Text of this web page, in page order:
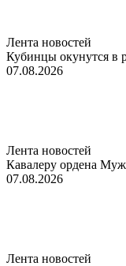
Лента новостей
Кубинцы окунутся в
07.08.2026
Лента новостей
Кавалеру ордена
07.08.2026
Лента новостей